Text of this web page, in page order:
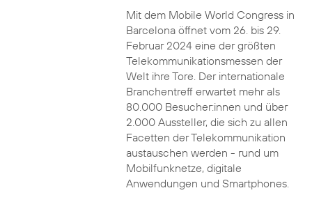
Mit dem Mobile World Congress in
Barcelona öffnet vom 26. bis 29.
Februar 2024 eine der größten
Telekommunikationsmessen der
Welt ihre Tore. Der internationale
Branchentreff erwartet mehr als
80.000 Besucher:innen und über
2.000 Aussteller, die sich zu allen
Facetten der Telekommunikation
austauschen werden - rund um
Mobilfunknetze, digitale
Anwendungen und Smartphones.